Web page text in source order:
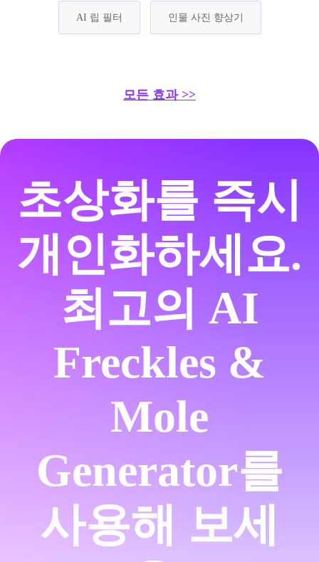
AI 립 필터 인물 사진 향상기
모든 효과 >>
초상화를 즉시
개인화하세요.
최고의 AI
Freckles &
Mole
Generator를
사용해 보세